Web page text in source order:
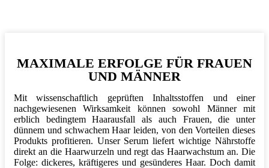
MAXIMALE ERFOLGE FÜR FRAUEN
UND MÄNNER
Mit wissenschaftlich geprüften Inhaltsstoffen und einer
nachgewiesenen Wirksamkeit können sowohl Männer mit
erblich bedingtem Haarausfall als auch Frauen, die unter
dünnem und schwachem Haar leiden, von den Vorteilen dieses
Produkts profitieren. Unser Serum liefert wichtige Nährstoffe
direkt an die Haarwurzeln und regt das Haarwachstum an. Die
Folge: dickeres, kräftigeres und gesünderes Haar. Doch damit